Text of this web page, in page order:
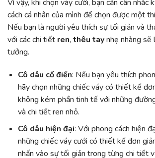
Vì vậy, khi chọn váy cưới, bạn cần cân nhắc
cách cá nhân của mình để chọn được một
Nếu bạn là người yêu thích sự tối giản và
với các chi tiết ren, thêu taynhẹ nhàng sẽ
tưởng.
Cô dâu cổ điển: Nếu bạn yêu thích
hãy chọn những chiếc váy có thiết kế
không kém phần tinh tế với những
và chi tiết ren nhỏ.
Cô dâu hiện đại: Với phong cách hiện
những chiếc váy cưới có thiết kế đơn
nhấn vào sự tối giản trong từng chi tiết